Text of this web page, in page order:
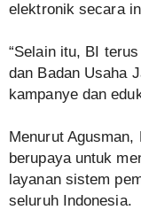
elektronik secara
“Selain itu, BI
dan Badan Usaha
kampanye dan
Menurut
berupaya untuk
layanan sistem
seluruh Indonesia.